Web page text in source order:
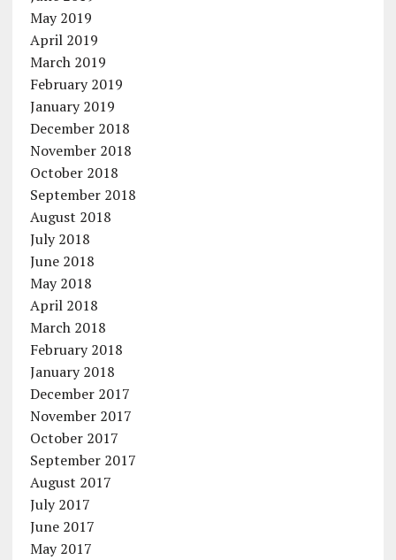
May 2019
April 2019
March 2019
February 2019
January 2019
December 2018
November 2018
October 2018
September 2018
August 2018
July 2018
June 2018
May 2018
April 2018
March 2018
February 2018
January 2018
December 2017
November 2017
October 2017
September 2017
August 2017
July 2017
June 2017
May 2017